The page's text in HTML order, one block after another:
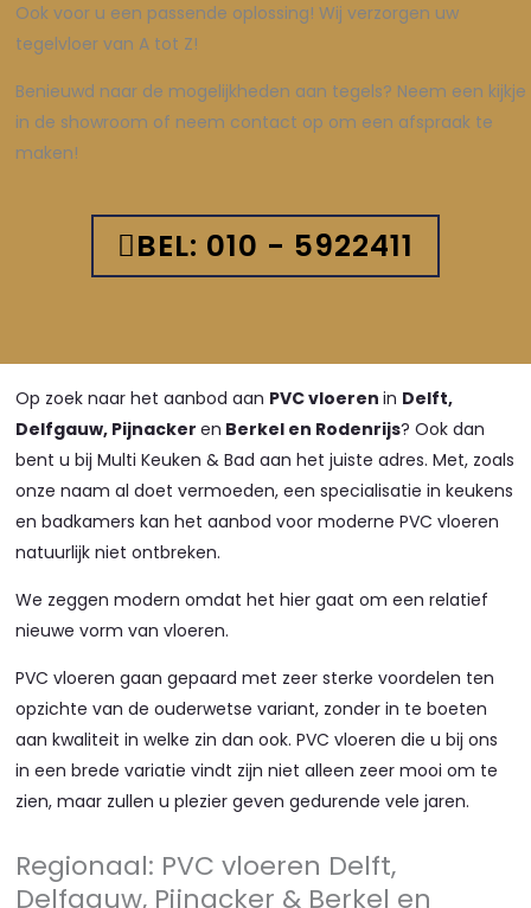
Ook voor u een passende oplossing! Wij verzorgen uw
tegelvloer van A tot Z!
Benieuwd naar de mogelijkheden aan tegels? Neem een kijkje
in de showroom of neem contact op om een afspraak te
maken!
BEL: 010 - 5922411
Op zoek naar het aanbod aan PVC vloerenin Delft,
Delfgauw, Pijnackeren Berkel en Rodenrijs? Ook dan
bent u bij Multi Keuken & Bad aan het juiste adres. Met, zoals
onze naam al doet vermoeden, een specialisatie in keukens
en badkamers kan het aanbod voor moderne PVC vloeren
natuurlijk niet ontbreken.
We zeggen modern omdat het hier gaat om een relatief
nieuwe vorm van vloeren.
PVC vloeren gaan gepaard met zeer sterke voordelen ten
opzichte van de ouderwetse variant, zonder in te boeten
aan kwaliteit in welke zin dan ook. PVC vloeren die u bij ons
in een brede variatie vindt zijn niet alleen zeer mooi om te
zien, maar zullen u plezier geven gedurende vele jaren.
Regionaal: PVC vloeren Delft,
Delfgauw, Pijnacker & Berkel en